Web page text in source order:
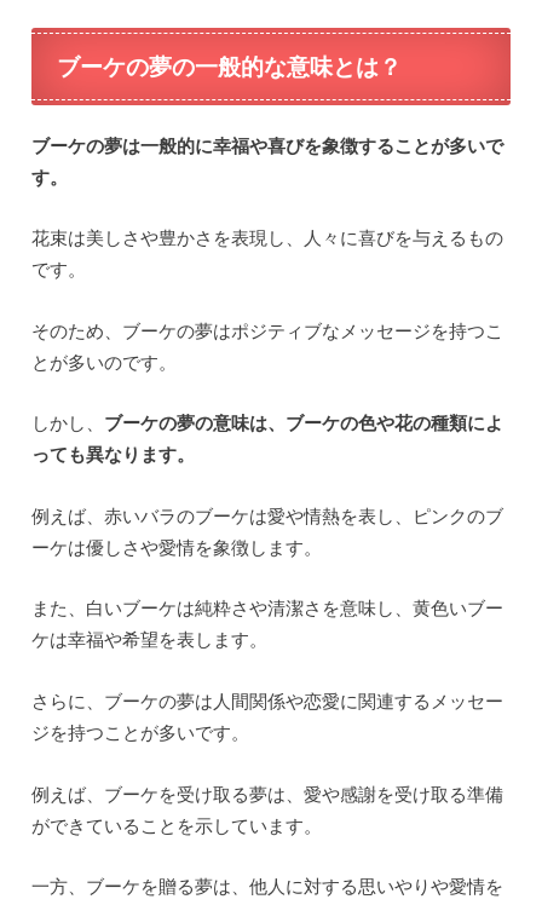
ブーケの夢の一般的な意味とは？
ブーケの夢は一般的に幸福や喜びを象徴することが多いで
す。
花束は美しさや豊かさを表現し、人々に喜びを与えるもの
です。
そのため、ブーケの夢はポジティブなメッセージを持つこ
とが多いのです。
しかし、 ブーケの夢の意味は、ブーケの色や花の種類によ
っても異なります。
例えば、赤いバラのブーケは愛や情熱を表し、ピンクのブ
ーケは優しさや愛情を象徴します。
また、白いブーケは純粋さや清潔さを意味し、黄色いブー
ケは幸福や希望を表します。
さらに、ブーケの夢は人間関係や恋愛に関連するメッセー
ジを持つことが多いです。
例えば、ブーケを受け取る夢は、愛や感謝を受け取る準備
ができていることを示しています。
一方、ブーケを贈る夢は、他人に対する思いやりや愛情を